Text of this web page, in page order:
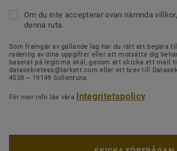
Om du inte accepterar ovan nämnda
denna ruta.
Som framgår av gällande lag har du rätt att begära
radering av dina uppgifter eller att motsätta dig
baserat på legitima skäl, genom att skicka ett mail till
datasekretess@tarkett.com eller ett brev till
4538 – 19149 Sollentuna.
För mer info läs våra Integritetspolicy